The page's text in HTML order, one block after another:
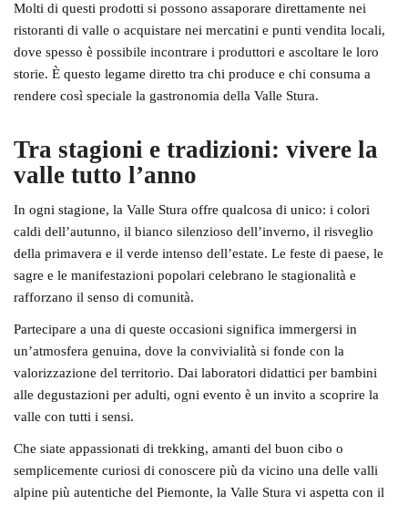
Molti di questi prodotti si possono assaporare direttamente nei
ristoranti di valle o acquistare nei mercatini e punti vendita locali,
dove spesso è possibile incontrare i produttori e ascoltare le loro
storie. È questo legame diretto tra chi produce e chi consuma a
rendere così speciale la gastronomia della Valle Stura.
Tra stagioni e tradizioni: vivere la
valle tutto l’anno
In ogni stagione, la Valle Stura offre qualcosa di unico: i colori
caldi dell’autunno, il bianco silenzioso dell’inverno, il risveglio
della primavera e il verde intenso dell’estate. Le feste di paese, le
sagre e le manifestazioni popolari celebrano le stagionalità e
rafforzano il senso di comunità.
Partecipare a una di queste occasioni significa immergersi in
un’atmosfera genuina, dove la convivialità si fonde con la
valorizzazione del territorio. Dai laboratori didattici per bambini
alle degustazioni per adulti, ogni evento è un invito a scoprire la
valle con tutti i sensi.
Che siate appassionati di trekking, amanti del buon cibo o
semplicemente curiosi di conoscere più da vicino una delle valli
alpine più autentiche del Piemonte, la Valle Stura vi aspetta con il